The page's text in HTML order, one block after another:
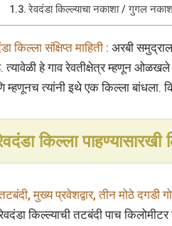
रेवदंडा किल्ल्याचा नकाशा / गुगल
किल्ला संक्षिप्त माहिती : अरबी
हे गाव रेवतीक्षेत्र म्हणून ओळखले
म्हणूनच त्यांनी इथे एक किल्ला बांधला.
किल्ला पाहण्यासारखी
मुख्य प्रवेशद्वार, तीन मोठे दगडी
किल्ल्याची तटबंदी पाच